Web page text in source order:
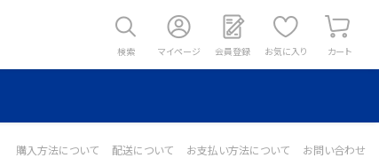
検索 マイページ 会員登録 お気に入り カート
購入方法について 配送について お支払い方法について お問い合わせ